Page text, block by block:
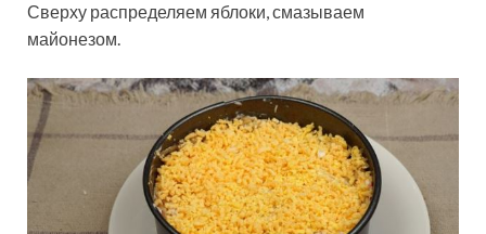
Сверху распределяем яблоки, смазываем
майонезом.